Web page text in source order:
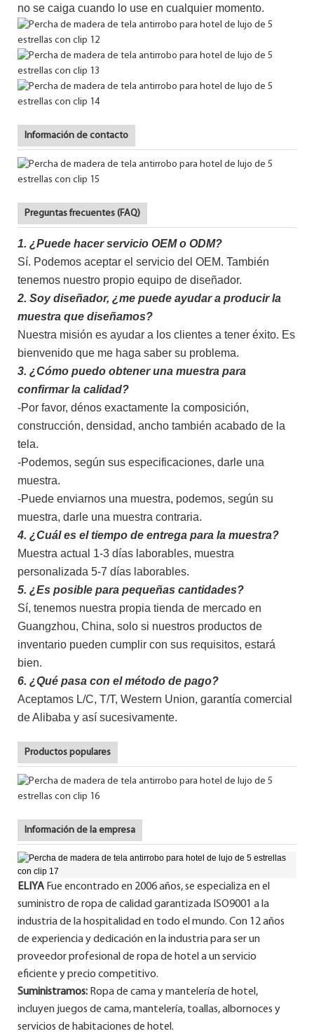
no se caiga cuando lo use en cualquier momento.
Información de contacto
Preguntas frecuentes (FAQ)
1. ¿Puede hacer servicio OEM o ODM?
Sí. Podemos aceptar el servicio del OEM. También
tenemos nuestro propio equipo de diseñador.
2. Soy diseñador, ¿me puede ayudar a producir la
muestra que diseñamos?
Nuestra misión es ayudar a los clientes a tener éxito. Es
bienvenido que me haga saber su problema.
3. ¿Cómo puedo obtener una muestra para
confirmar la calidad?
-Por favor, dénos exactamente la composición,
construcción, densidad, ancho también acabado de la
tela.
-Podemos, según sus especificaciones, darle una
muestra.
-Puede enviarnos una muestra, podemos, según su
muestra, darle una muestra contraria.
4. ¿Cuál es el tiempo de entrega para la muestra?
Muestra actual 1-3 días laborables, muestra
personalizada 5-7 días laborables.
5. ¿Es posible para pequeñas cantidades?
Sí, tenemos nuestra propia tienda de mercado en
Guangzhou, China, solo si nuestros productos de
inventario pueden cumplir con sus requisitos, estará
bien.
6. ¿Qué pasa con el método de pago?
Aceptamos L/C, T/T, Western Union, garantía comercial
de Alibaba y así sucesivamente.
Productos populares
Información de la empresa
ELIYA Fue encontrado en 2006 años, se especializa en el
suministro de ropa de calidad garantizada ISO9001 a la
industria de la hospitalidad en todo el mundo. Con 12 años
de experiencia y dedicación en la industria para ser un
proveedor profesional de ropa de hotel a un servicio
eficiente y precio competitivo.
Suministramos: Ropa de cama y mantelería de hotel,
incluyen juegos de cama, mantelería, toallas, albornoces y
servicios de habitaciones de hotel.